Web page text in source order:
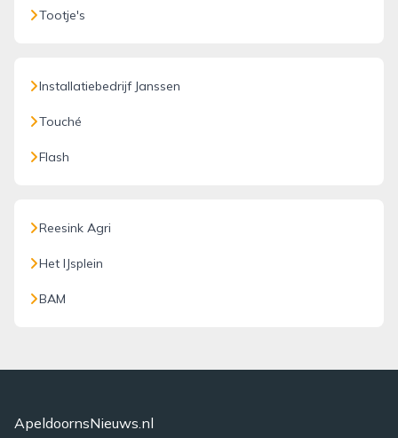
Tootje's
Installatiebedrijf Janssen
Touché
Flash
Reesink Agri
Het IJsplein
BAM
ApeldoornsNieuws.nl